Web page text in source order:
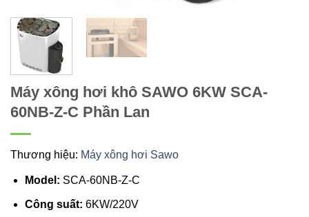
Máy xông hơi khô SAWO 6KW SCA-
60NB-Z-C Phần Lan
Thương hiệu: Máy xông hơi Sawo
Model: SCA-60NB-Z-C
Công suất: 6KW/220V